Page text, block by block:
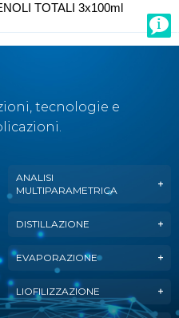
TOTALI 3x100ml
tecnologie e
ANALISI
MULTIPARAMETRICA
DISTILLAZIONE
EVAPORAZIONE
LIOFILIZZAZIONE